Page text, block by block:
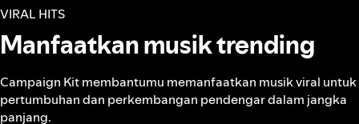
VIRAL HITS
Manfaatkan musik trending
Campaign Kit membantumu memanfaatkan musik viral untuk
pertumbuhan dan perkembangan pendengar dalam jangka
panjang.